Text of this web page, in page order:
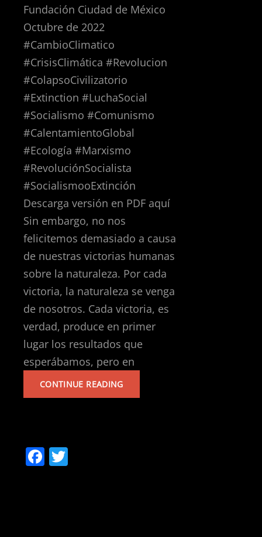
Fundación Ciudad de México
Octubre de 2022
#CambioClimatico
#CrisisClimática #Revolucion
#ColapsoCivilizatorio
#Extinction #LuchaSocial
#Socialismo #Comunismo
#CalentamientoGlobal
#Ecología #Marxismo
#RevoluciónSocialista
#SocialismooExtinción
Descarga versión en PDF aquí
Sin embargo, no nos
felicitemos demasiado a causa
de nuestras victorias humanas
sobre la naturaleza. Por cada
victoria, la naturaleza se venga
de nosotros. Cada victoria, es
verdad, produce en primer
lugar los resultados que
esperábamos, pero en
CONTINUE READINGMANIFIESTO
POR
F